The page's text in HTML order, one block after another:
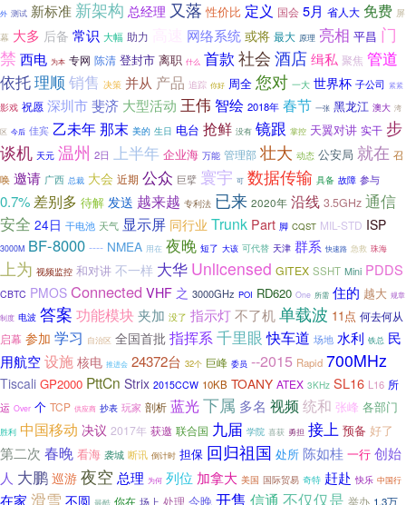
外 测试 新标准 新架构 总经理 又落 性价比 定义 国会 5月 省人大 免费 屏
幕 大多 后备 常识 大幅 助力 网络系统 或将 最大 原理 亮相 平昌 门
禁 西电 为本 专网 陈清 登封市 离职 什么 首款 社会 酒店缉私 聚焦 管道
依托理顺 销售 决策 并从 产品 追踪 你好 周全 您对 一大 世界杯 子公司 紧紧
影戏 祝愿 深圳市斐济 大型活动 王伟 智绘 2018年 春节 一张 黑龙江 澳大 湾
区 今后 佳宾 乙未年那末 美的 生日 电台 抢鲜 没有 镜跟 掌控 天翼对讲 实干 步
谈机 天元 温州 2日 上半年 企业海 万能 管理部 壮大 动态 公安局 就在 召
唤 邀请 广西 总裁 大会 近期 公众 巨擘 寰宇 可 数据传输 具备 故障 参与
0.7% 差别多 待解 发送 越来越 专利法 已来 2020年 沿线 3.5GHz 通信
安全 24日 干电池 天气 显示屏 同行业 Trunk Part 脚 CQST MIL-STD ISP
3000M BF-8000 ---- NMEA 用在 夜晚 短了 大该 可代替 天津 群系 快速路 急救 珠海
上为 视频监控 和对讲 不一样 大华 Unlicensed GITEX SSHT Mini PDDS
CBTC PMOS Connected VHF 之 3000GHz POI RD620 One 所需 住的 越大 规章
制度 电波 答案 功能模块 夹加 没了 指示灯不了机单载波 11点 何去何从
启幕 参加 学习 自治区 全国首批 指挥系 千里眼 快车道 场地 水利 铁总 民
用航空设施 核电 推进会 24372台 32个 巨峰 委员 --2015 Rapid 700MHz
Tiscali GP2000 PttCn Strix 2015CCW 10KB TOANY ATEX 3KHz SL16 L16 所
运 Over 个 TCP 供应商 抄表 玩家 剖析 蓝光下属 多名 视频 统和 张峰 各部门
胜利 中国移动 决议 2017年 获邀 联合国 九届 学院 喜获 勇担 接上 预备 好了
第二次 春晚 看海 袭城 断讯 倒计时 担保 回归祖国 处所 陈如桂 一行 创始
人 大鹏 巡游 夜空 总理 为何 列位 加拿大 美国 国际贸易 奇特 赶赴 快乐 中国行
在家 滑雪 不圆 最酷 你在 场上 处理 今晚 开售 信通 不仅仅是 举办 1.3万